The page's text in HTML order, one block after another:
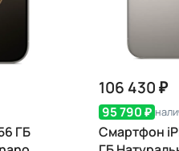
ГБ
106 430 ₽
95 790 ₽
Смартфон